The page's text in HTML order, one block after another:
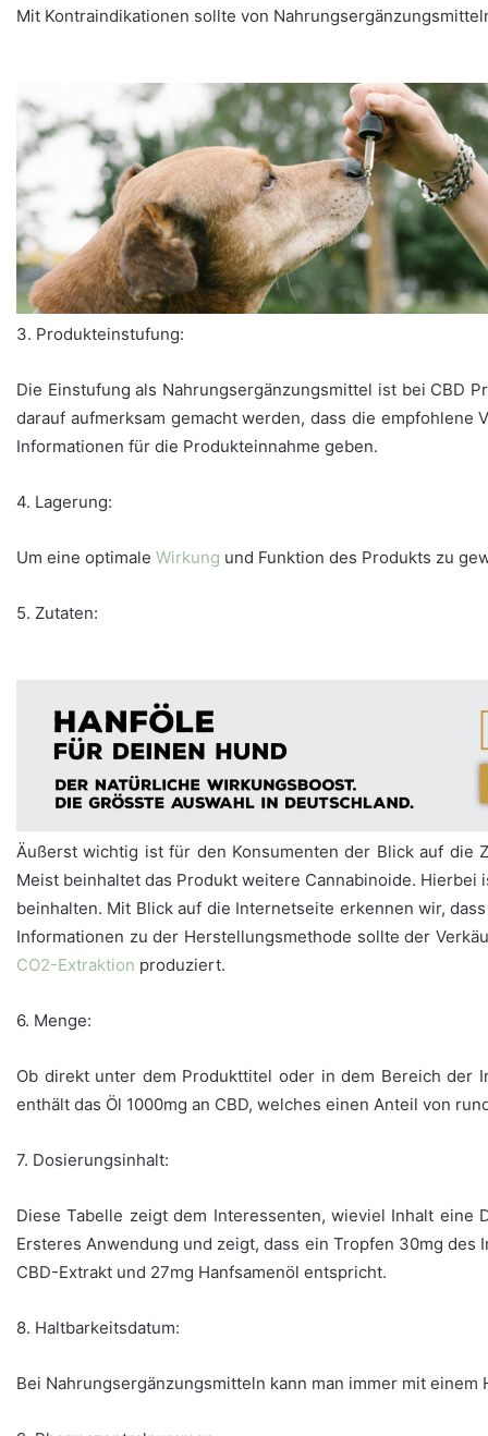
Mit Kontraindikationen sollte von
3. Produkteinstufung:
Die Einstufung als Nahrungsergänzungsmittel ist bei CBD
darauf aufmerksam gemacht werden, dass die
Informationen für die Produkteinnahme geben.
4. Lagerung:
Um eine optimale Wirkung und Funktion des Produkts zu
5. Zutaten:
Äußerst wichtig ist für den Konsumenten der Blick auf die
Meist beinhaltet das Produkt weitere Cannabinoide. Hierbei
beinhalten. Mit Blick auf die Internetseite erkennen wir,
Informationen zu der Herstellungsmethode sollte der
CO2-Extraktion produziert.
6. Menge:
Ob direkt unter dem Produkttitel oder in dem Bereich der
enthält das Öl 1000mg an CBD, welches einen Anteil von
7. Dosierungsinhalt:
Diese Tabelle zeigt dem Interessenten, wieviel Inhalt
Ersteres Anwendung und zeigt, dass ein Tropfen 30mg
CBD-Extrakt und 27mg Hanfsamenöl entspricht.
8. Haltbarkeitsdatum:
Bei Nahrungsergänzungsmitteln kann man immer mit